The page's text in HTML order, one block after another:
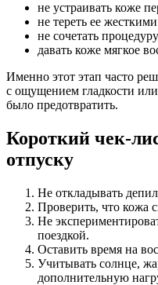
не устраивать коже
не тереть ее
не сочетать
давать коже мягкое
Именно этот этап часто
с ощущением гладкости
было предотвратить.
Короткий чек-
отпуску
Не откладывать
Проверить, что кожа
Не
поездкой.
Оставить время на
Учитывать солнце,
дополнительную